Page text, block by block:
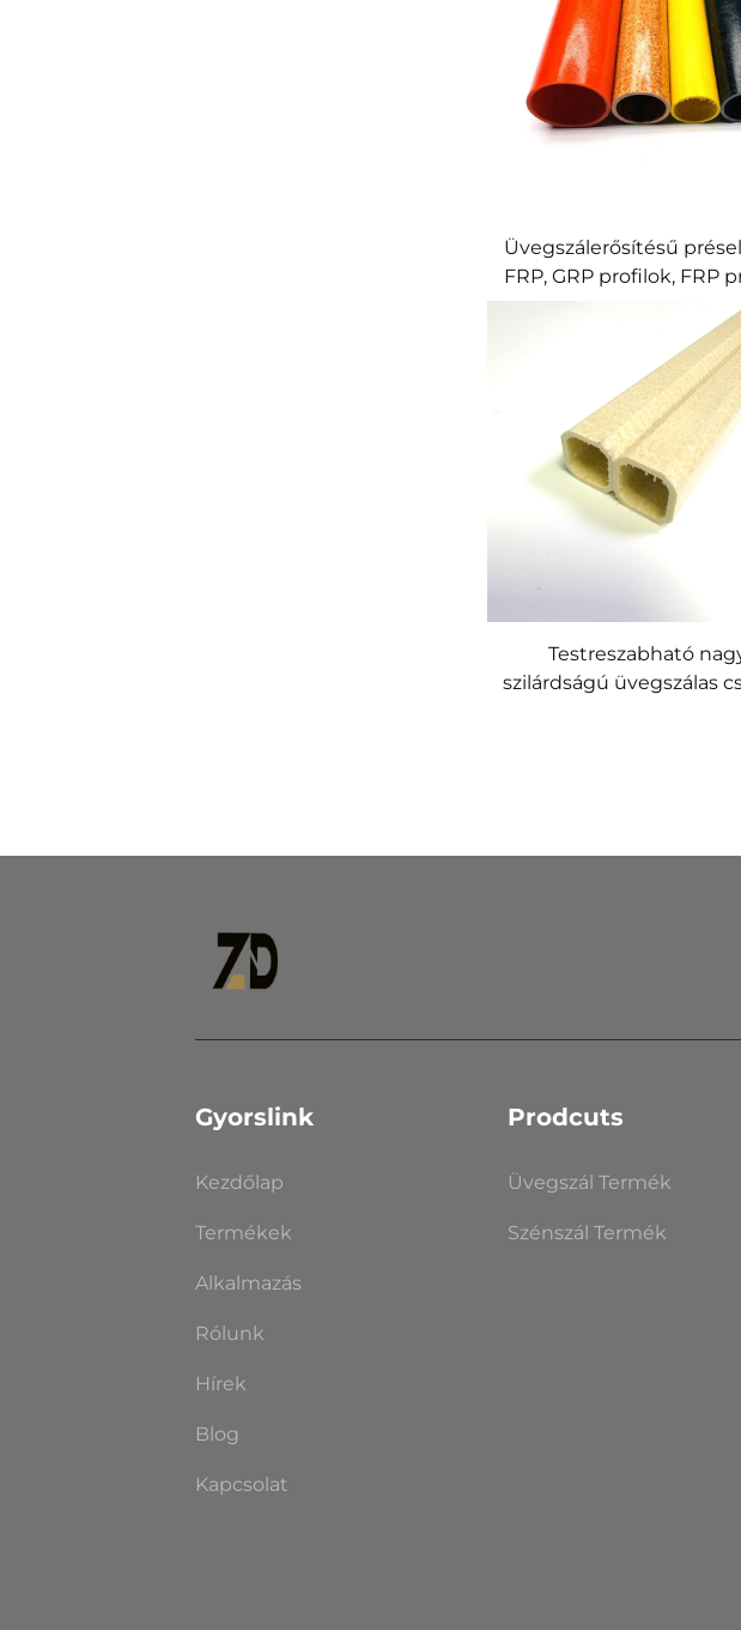
Üvegszálerősítésű
FRP, GRP profilok, FRP
Testreszabható
szilárdságú üvegszálas
Gyorslink
Kezdőlap
Termékek
Alkalmazás
Rólunk
Hírek
Blog
Kapcsolat
Prodcuts
Üvegszál Termék
Szénszál Termék